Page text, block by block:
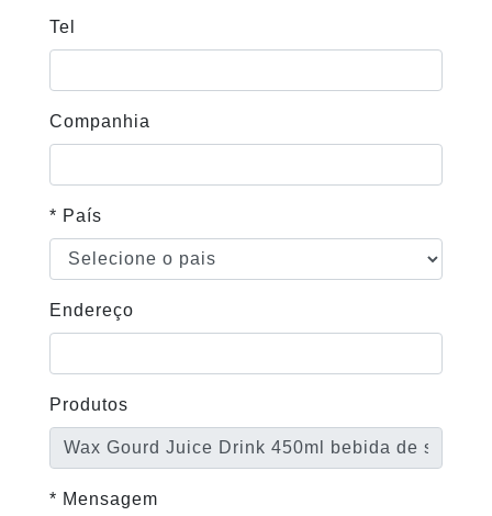
Tel
Companhia
* País
Endereço
Produtos
* Mensagem